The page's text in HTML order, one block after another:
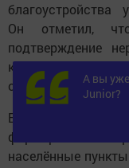
Он отметил,
подтверждение
к своему городу
окружающее
Благоустройство
формировать
населённые
А вы
Junior?